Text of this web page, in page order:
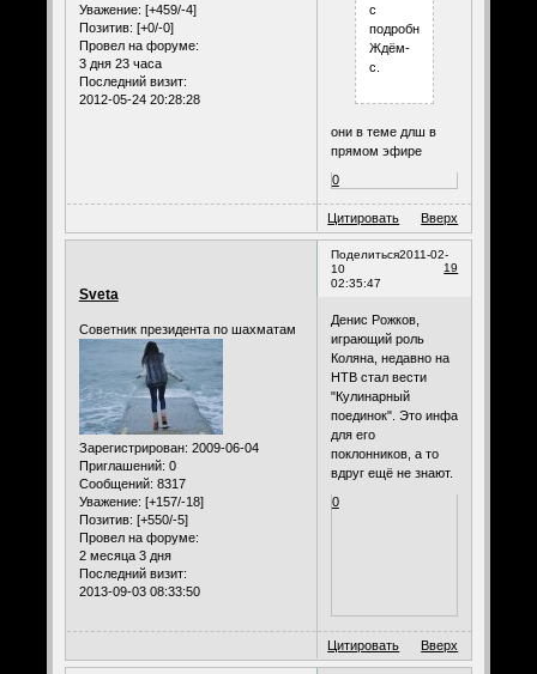
Уважение: [+459/-4]
Позитив: [+0/-0]
Провел на форуме:
3 дня 23 часа
Последний визит:
2012-05-24 20:28:28
с
подробностями?
Ждём-
с.
они в теме длш в
прямом эфире
0
Цитировать Вверх
Поделиться
19
2011-02-
10
02:35:47
Sveta
Советник президента по шахматам
Зарегистрирован: 2009-06-04
Приглашений: 0
Сообщений: 8317
Уважение: [+157/-18]
Позитив: [+550/-5]
Провел на форуме:
2 месяца 3 дня
Последний визит:
2013-09-03 08:33:50
Денис Рожков,
играющий роль
Коляна, недавно на
НТВ стал вести
"Кулинарный
поединок". Это инфа
для его
поклонников, а то
вдруг ещё не знают.
0
Цитировать Вверх